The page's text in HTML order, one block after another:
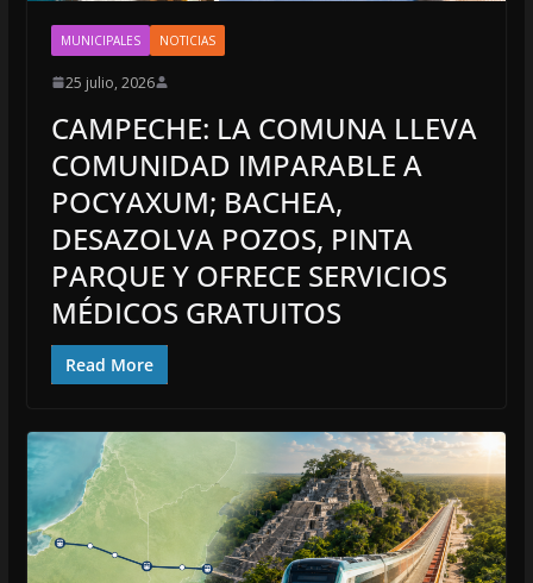
MUNICIPALES NOTICIAS
25 julio, 2026
CAMPECHE: LA COMUNA LLEVA
COMUNIDAD IMPARABLE A
POCYAXUM; BACHEA,
DESAZOLVA POZOS, PINTA
PARQUE Y OFRECE SERVICIOS
MÉDICOS GRATUITOS
Read More